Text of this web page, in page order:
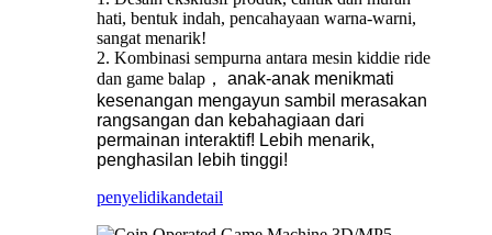
hati, bentuk indah, pencahayaan warna-warni,
sangat menarik!
2. Kombinasi sempurna antara mesin kiddie ride
dan game balap ， anak-anak menikmati
kesenangan mengayun sambil merasakan
rangsangan dan kebahagiaan dari
permainan interaktif! Lebih menarik,
penghasilan lebih tinggi!
penyelidikandetail